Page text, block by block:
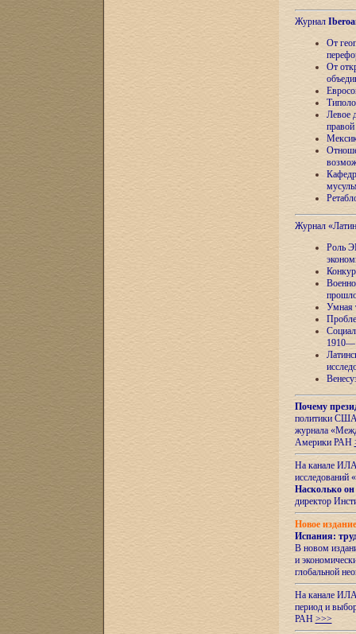
Журнал
От
От
Левое
Журнал
Роль
Умная
Почему
политики США
журнала
Америки РАН
На канале ИЛА
исследований «
Насколько он
директор
Новое
Испания:
В новом
и
глобальной
На канале
период и
РАН >>>